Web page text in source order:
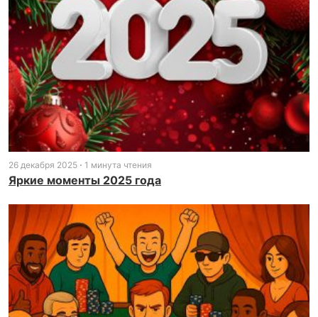
26 декабря 2025 1 минута чтения
Яркие моменты 2025 года